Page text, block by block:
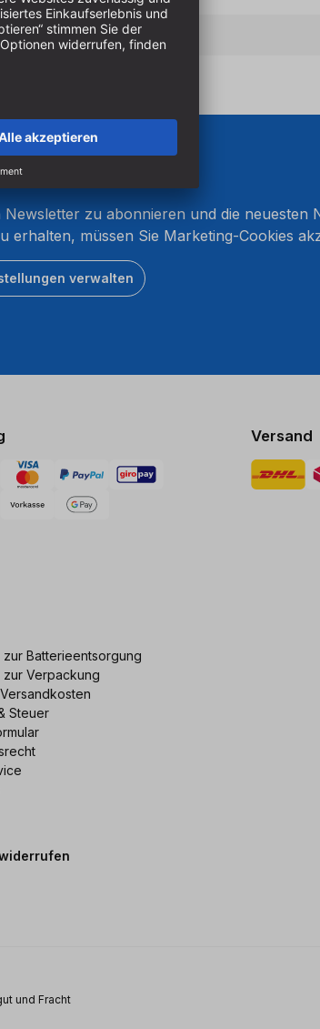
Newsletter zu abonnieren und die neuesten
erhalten, müssen Sie Marketing-Cookies
verwalten
Versand
zur Batterieentsorgung
zur Verpackung
Steuer
und Fracht